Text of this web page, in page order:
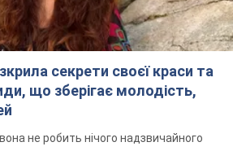
секрети своєї краси та
що зберігає молодість,
не робить нічого надзвичайного